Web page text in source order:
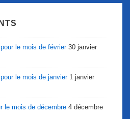
le mois de février 30 janvier
le mois de janvier 1 janvier
le mois de décembre 4 décembre